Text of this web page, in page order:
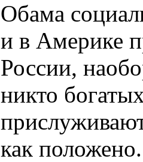
Обама
и в Америке
России,
никто
как